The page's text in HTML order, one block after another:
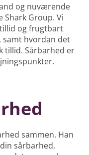
og nuværende
Shark Group. Vi
og frugtbart
samt hvordan det
tillid. Sårbarhed er
sammen. Han
sårbarhed,